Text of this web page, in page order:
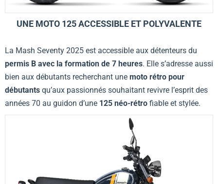
UNE MOTO 125 ACCESSIBLE ET POLYVALENTE
La Mash Seventy 2025 est accessible aux détenteurs du
permis B avec la formation de 7 heures. Elle s’adresse aussi
bien aux débutants recherchant une moto rétro pour
débutants qu’aux passionnés souhaitant revivre l’esprit des
années 70 au guidon d’une 125 néo-rétro fiable et stylée.